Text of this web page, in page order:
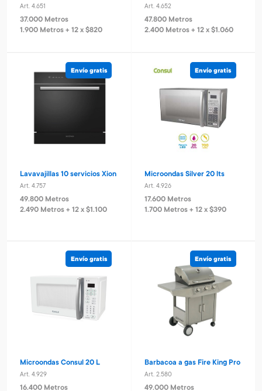
Art. 4.651
37.000 Metros
1.900 Metros + 12 x $820
Art. 4.652
47.800 Metros
2.400 Metros + 12 x $1.060
Envío gratis
Lavavajillas 10 servicios Xion
Art. 4.757
49.800 Metros
2.490 Metros + 12 x $1.100
Envío gratis
Microondas Silver 20 lts
Art. 4.926
17.600 Metros
1.700 Metros + 12 x $390
Envío gratis
Microondas Consul 20 L
Art. 4.929
16.400 Metros
Envío gratis
Barbacoa a gas Fire King Pro
Art. 2.580
49.000 Metros